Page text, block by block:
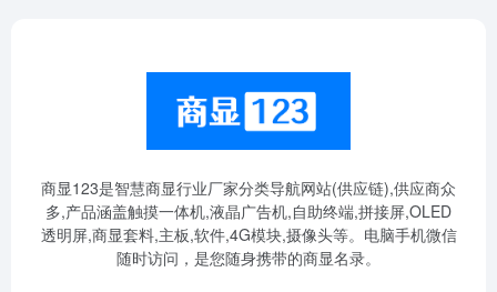
商显123是智慧商显行业厂家分类导航网站(供应链),供应商众
多,产品涵盖触摸一体机,液晶广告机,自助终端,拼接屏,OLED
透明屏,商显套料,主板,软件,4G模块,摄像头等。电脑手机微信
随时访问，是您随身携带的商显名录。